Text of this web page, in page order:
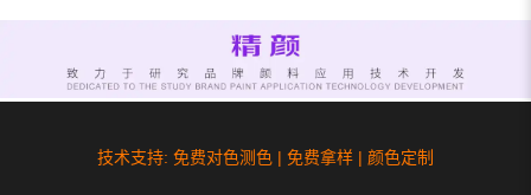
技术支持: 免费对色测色 | 免费拿样 | 颜色定制